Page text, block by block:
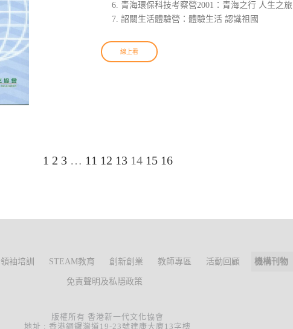
青海環保科技考察營2001：青海之行 人生之旅
韶關生活體驗營：體驗生活 認識祖國
線上看
1 2 3 … 11 12 13 14 15 16
領袖培訓 STEAM教育 創新創業 教師專區 活動回顧 機構刊物
免責聲明及私隱政策
版權所有 香港新一代文化協會
地址 : 香港銅鑼灣道19-23號建康大廈13字樓